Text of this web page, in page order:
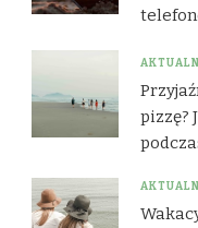
pizzę?